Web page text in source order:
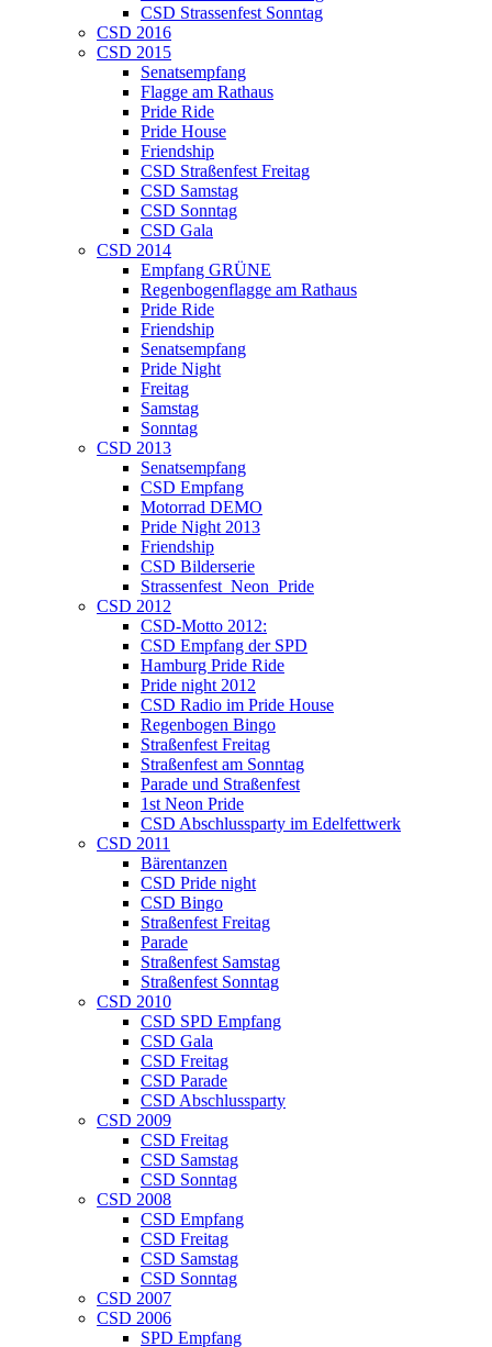
CSD Strassenfest Sonntag
CSD 2016
CSD 2015
Senatsempfang
Flagge am Rathaus
Pride Ride
Pride House
Friendship
CSD Straßenfest Freitag
CSD Samstag
CSD Sonntag
CSD Gala
CSD 2014
Empfang GRÜNE
Regenbogenflagge am Rathaus
Pride Ride
Friendship
Senatsempfang
Pride Night
Freitag
Samstag
Sonntag
CSD 2013
Senatsempfang
CSD Empfang
Motorrad DEMO
Pride Night 2013
Friendship
CSD Bilderserie
Strassenfest_Neon_Pride
CSD 2012
CSD-Motto 2012:
CSD Empfang der SPD
Hamburg Pride Ride
Pride night 2012
CSD Radio im Pride House
Regenbogen Bingo
Straßenfest Freitag
Straßenfest am Sonntag
Parade und Straßenfest
1st Neon Pride
CSD Abschlussparty im Edelfettwerk
CSD 2011
Bärentanzen
CSD Pride night
CSD Bingo
Straßenfest Freitag
Parade
Straßenfest Samstag
Straßenfest Sonntag
CSD 2010
CSD SPD Empfang
CSD Gala
CSD Freitag
CSD Parade
CSD Abschlussparty
CSD 2009
CSD Freitag
CSD Samstag
CSD Sonntag
CSD 2008
CSD Empfang
CSD Freitag
CSD Samstag
CSD Sonntag
CSD 2007
CSD 2006
SPD Empfang